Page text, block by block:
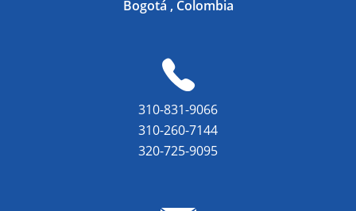
Bogotá , Colombia
310-831-9066
310-260-7144
320-725-9095